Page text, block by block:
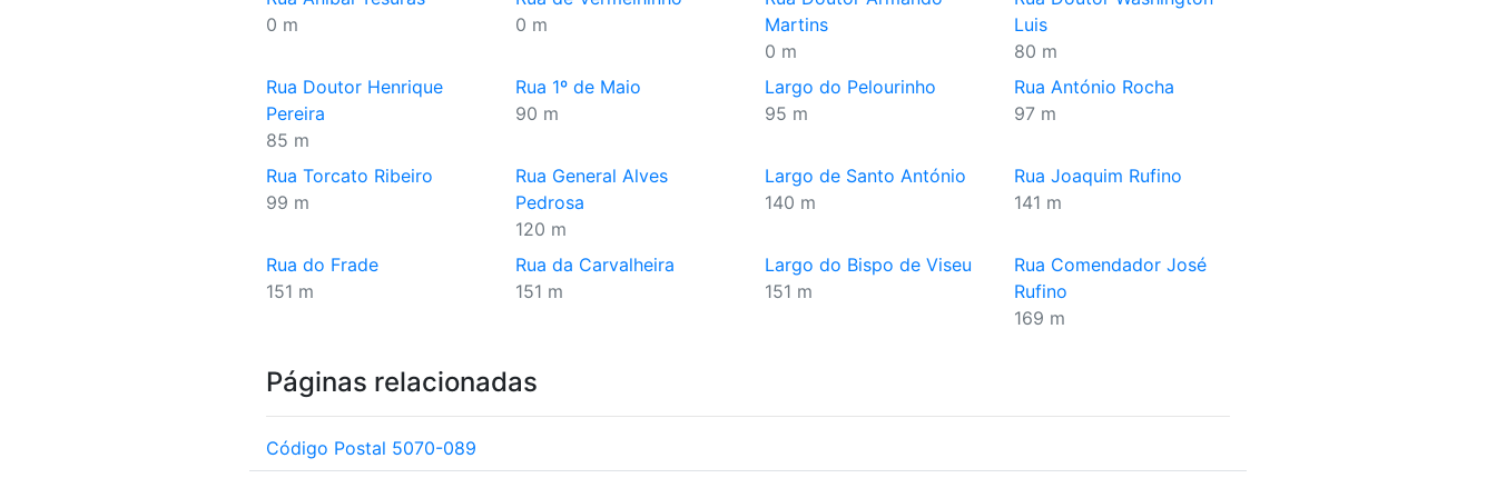
0 m
0 m
Martins
0 m
Luis
80 m
Rua Doutor Henrique
Pereira
85 m
Rua 1º de Maio
90 m
Largo do Pelourinho
95 m
Rua António Rocha
97 m
Rua Torcato Ribeiro
99 m
Rua General Alves
Pedrosa
120 m
Largo de Santo António
140 m
Rua Joaquim Rufino
141 m
Rua do Frade
151 m
Rua da Carvalheira
151 m
Largo do Bispo de Viseu
151 m
Rua Comendador José
Rufino
169 m
Páginas relacionadas
Código Postal 5070-089